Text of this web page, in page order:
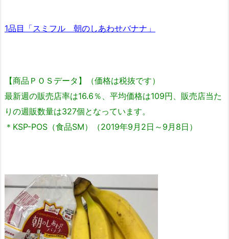
1品目「スミフル 朝のしあわせバナナ」
【商品ＰＯＳデータ】（価格は税抜です）
最新週の販売店率は16.6％、平均価格は109円、販売店当た
りの週販数量は327個となっています。
＊KSP-POS（食品SM）（2019年9月2日～9月8日）